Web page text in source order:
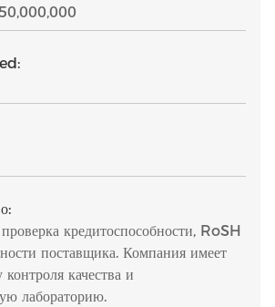
кредитоспособности, RoSH
поставщика. Компания имеет
качества и
лабораторию.